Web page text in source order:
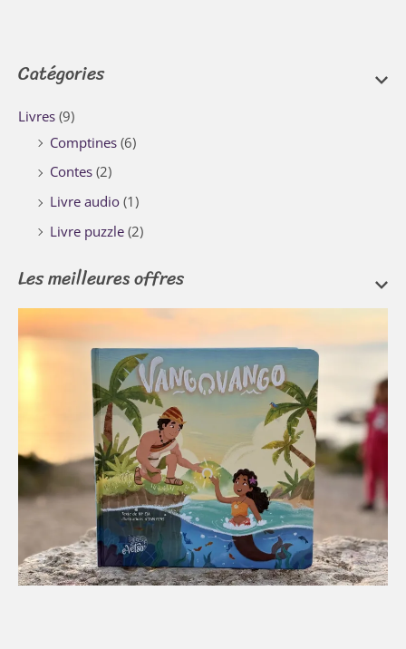
Catégories
Livres (9)
Comptines (6)
Contes (2)
Livre audio (1)
Livre puzzle (2)
Les meilleures offres